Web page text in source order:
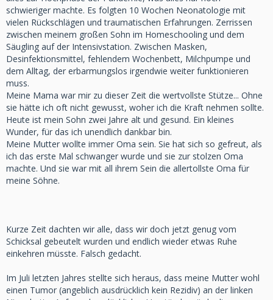
schwieriger machte. Es folgten 10 Wochen Neonatologie mit
vielen Rückschlägen und traumatischen Erfahrungen. Zerrissen
zwischen meinem großen Sohn im Homeschooling und dem
Säugling auf der Intensivstation. Zwischen Masken,
Desinfektionsmittel, fehlendem Wochenbett, Milchpumpe und
dem Alltag, der erbarmungslos irgendwie weiter funktionieren
muss.
Meine Mama war mir zu dieser Zeit die wertvollste Stütze... Ohne
sie hätte ich oft nicht gewusst, woher ich die Kraft nehmen sollte.
Heute ist mein Sohn zwei Jahre alt und gesund. Ein kleines
Wunder, für das ich unendlich dankbar bin.
Meine Mutter wollte immer Oma sein. Sie hat sich so gefreut, als
ich das erste Mal schwanger wurde und sie zur stolzen Oma
machte. Und sie war mit all ihrem Sein die allertollste Oma für
meine Söhne.
Kurze Zeit dachten wir alle, dass wir doch jetzt genug vom
Schicksal gebeutelt wurden und endlich wieder etwas Ruhe
einkehren müsste. Falsch gedacht.
Im Juli letzten Jahres stellte sich heraus, dass meine Mutter wohl
einen Tumor (angeblich ausdrücklich kein Rezidiv) an der linken